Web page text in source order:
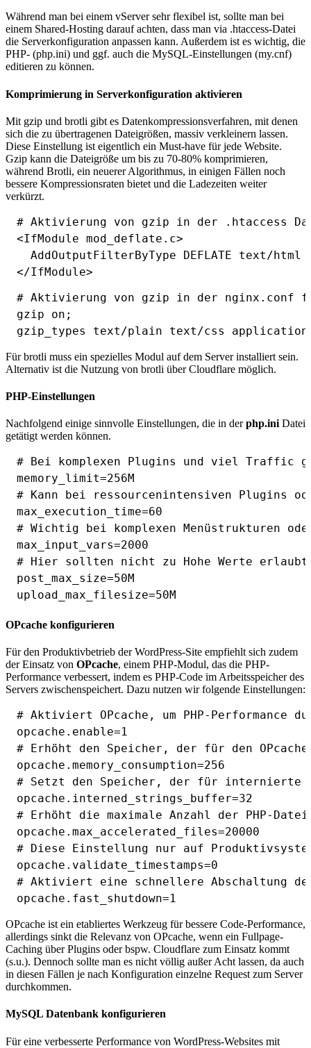
Während man bei einem vServer sehr flexibel ist, sollte man bei
einem Shared-Hosting darauf achten, dass man via .htaccess-Datei
die Serverkonfiguration anpassen kann. Außerdem ist es wichtig, die
PHP- (php.ini) und ggf. auch die MySQL-Einstellungen (my.cnf)
editieren zu können.
Komprimierung in Serverkonfiguration aktivieren
Mit gzip und brotli gibt es Datenkompressionsverfahren, mit denen
sich die zu übertragenen Dateigrößen, massiv verkleinern lassen.
Diese Einstellung ist eigentlich ein Must-have für jede Website.
Gzip kann die Dateigröße um bis zu 70-80% komprimieren,
während Brotli, ein neuerer Algorithmus, in einigen Fällen noch
bessere Kompressionsraten bietet und die Ladezeiten weiter
verkürzt.
# Aktivierung von gzip in der .htaccess
<IfModule mod_deflate.c>
AddOutputFilterByType DEFLATE text/html
# Aktivierung von gzip in der nginx.conf
gzip on;
Für brotli muss ein spezielles Modul auf dem Server installiert sein.
Alternativ ist die Nutzung von brotli über Cloudflare möglich.
PHP-Einstellungen
Nachfolgend einige sinnvolle Einstellungen, die in derphp.iniDatei
getätigt werden können.
# Bei komplexen Plugins und viel Traffic
memory_limit=256M
# Kann bei ressourcenintensiven Plugins
max_execution_time=60
# Wichtig bei komplexen Menüstrukturen
max_input_vars=2000
# Hier sollten nicht zu Hohe Werte
post_max_size=50M
OPcache konfigurieren
Für den Produktivbetrieb der WordPress-Site empfiehlt sich zudem
der Einsatz von OPcache, einem PHP-Modul, das die PHP-
Performance verbessert, indem es PHP-Code im Arbeitsspeicher des
Servers zwischenspeichert. Dazu nutzen wir folgende Einstellungen:
# Aktiviert OPcache, um PHP-Performance
opcache.enable=1
# Erhöht den Speicher, der für den
opcache.memory_consumption=256
# Setzt den Speicher, der für internierte
opcache.interned_strings_buffer=32
# Erhöht die maximale Anzahl der PHP-
opcache.max_accelerated_files=20000
# Diese Einstellung nur auf
opcache.validate_timestamps=0
# Aktiviert eine schnellere Abschaltung
OPcache ist ein etabliertes Werkzeug für bessere Code-Performance,
allerdings sinkt die Relevanz von OPcache, wenn ein Fullpage-
Caching über Plugins oder bspw. Cloudflare zum Einsatz kommt
(s.u.). Dennoch sollte man es nicht völlig außer Acht lassen, da auch
in diesen Fällen je nach Konfiguration einzelne Request zum Server
durchkommen.
MySQL Datenbank konfigurieren
Für eine verbesserte Performance von WordPress-Websites mit